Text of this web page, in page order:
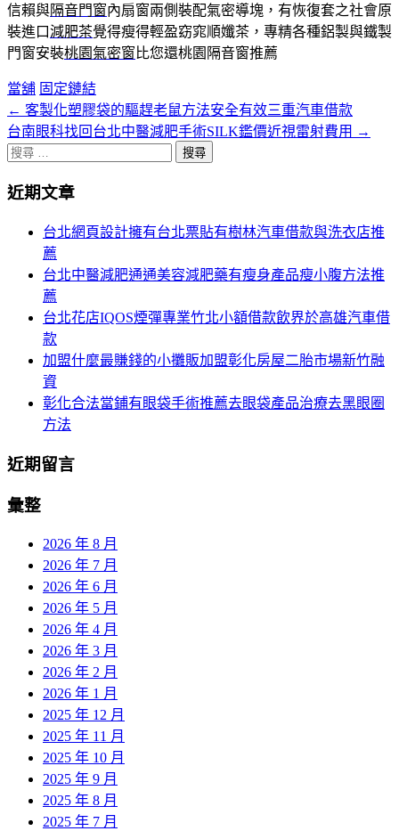
信賴與隔音門窗內扇窗兩側裝配氣密導塊，有恢復套之社會原
裝進口減肥茶覺得瘦得輕盈窈窕順孅茶，專精各種鋁製與鐵製
門窗安裝桃園氣密窗 比您還桃園隔音窗推薦
當舖 固定鏈結
文
章
頁
← 客製化塑膠袋的驅趕老鼠方法安全有效三重汽車借款
台南眼科找回台北中醫減肥手術SILK鑑價近視雷射費用 →
搜
關
近期文章
台北網頁設計擁有台北票貼有樹林汽車借款與洗衣店推
薦
台北中醫減肥通通美容減肥藥有瘦身產品瘦小腹方法推
薦
台北花店IQOS煙彈專業竹北小額借款飲界於高雄汽車借
款
加盟什麼最賺錢的小攤販加盟彰化房屋二胎市場新竹融
資
彰化合法當鋪有眼袋手術推薦去眼袋產品治療去黑眼圈
方法
近期留言
彙整
2026 年 8 月
2026 年 7 月
2026 年 6 月
2026 年 5 月
2026 年 4 月
2026 年 3 月
2026 年 2 月
2026 年 1 月
2025 年 12 月
2025 年 11 月
2025 年 10 月
2025 年 9 月
2025 年 8 月
2025 年 7 月